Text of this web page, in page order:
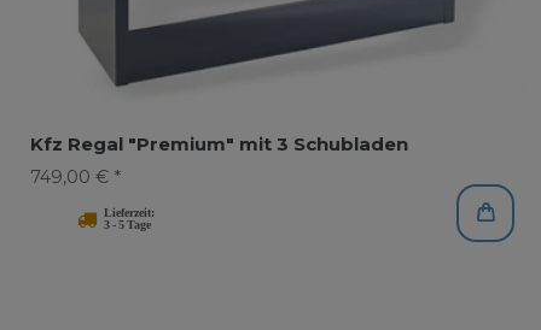
Kfz Regal "Premium" mit 3 Schubladen
749,00 € *